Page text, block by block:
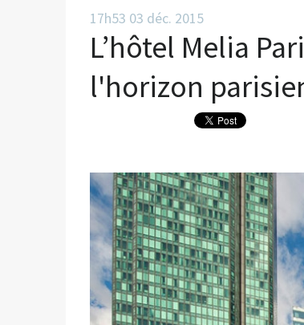
17h53 03 déc. 2015
L’hôtel Melia
l'horizon